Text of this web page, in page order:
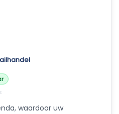
waardoor uw